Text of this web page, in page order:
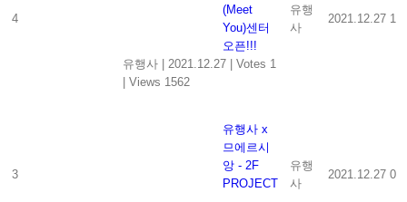
4
(Meet
You)센터
오픈!!!
유행사 | 2021.12.27 | Votes 1
| Views 1562
유행
사
2021.12.27 1
3
유행사 x
므에르시
앙 - 2F
PROJECT
유행
사
2021.12.27 0